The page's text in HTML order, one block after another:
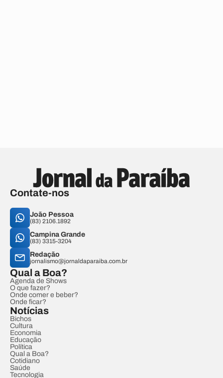
Contate-nos
João Pessoa
(83) 2106.1892
Campina Grande
(83) 3315-3204
Redação
jornalismo@jornaldaparaiba.com.br
Qual a Boa?
Agenda de Shows
O que fazer?
Onde comer e beber?
Onde ficar?
Notícias
Bichos
Cultura
Economia
Educação
Política
Qual a Boa?
Cotidiano
Saúde
Tecnologia